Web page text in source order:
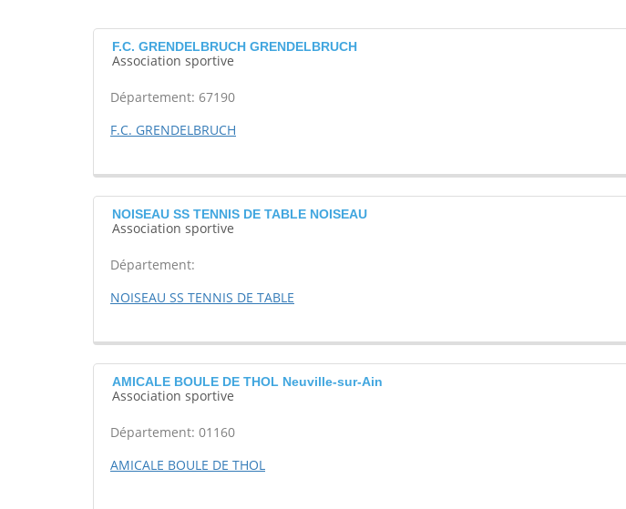
F.C. GRENDELBRUCH GRENDELBRUCH
Association sportive
Département: 67190
F.C. GRENDELBRUCH
NOISEAU SS TENNIS DE TABLE NOISEAU
Association sportive
Département:
NOISEAU SS TENNIS DE TABLE
AMICALE BOULE DE THOL Neuville-sur-Ain
Association sportive
Département: 01160
AMICALE BOULE DE THOL